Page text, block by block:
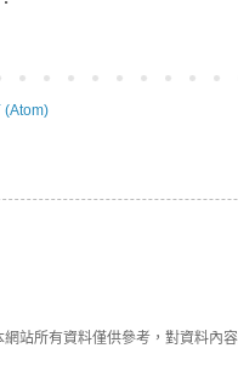
(Atom)
網站所有資料僅供參考，對資料內